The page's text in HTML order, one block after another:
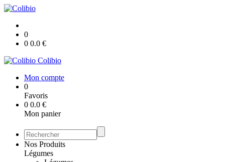
0
0 0.0 €
Colibio
Mon compte
0
Favoris
0 0.0 €
Mon panier
Nos Produits
Légumes